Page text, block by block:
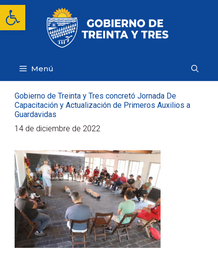
Abrir barra de herramientas
Saltar
contenido
Menú
Gobierno de Treinta y Tres concretó Jornada De
Capacitación y Actualización de Primeros Auxilios a
Guardavidas
14 de diciembre de 2022